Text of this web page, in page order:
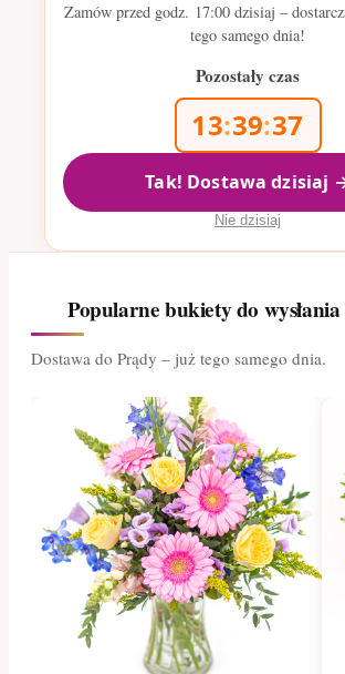
Zamów przed godz. 17:00 dzisiaj –
tego samego dnia!
Pozostały czas
13:39:36
Tak! Dostawa dzisiaj
Nie dzisiaj
Popularne bukiety do
Dostawa do Prądy – już tego samego dnia.